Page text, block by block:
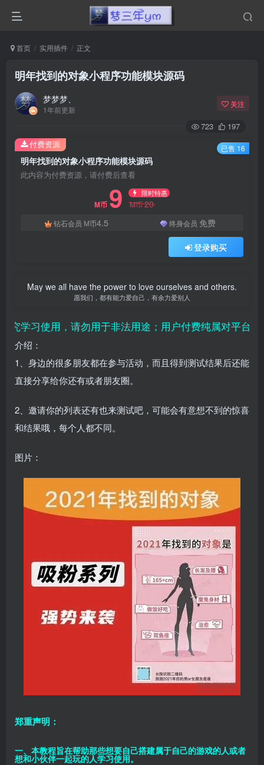
首页 实用插件 正文
明年找到的对象小程序功能模块源码
梦梦梦、
1年前更新
关注
723 197
明年找到的对象小程序功能模块源码
此内容为付费资源，请付费后查看
M币 9 限时特惠
M币20
钻石会员 M币4.5 终身会员 免费
登录购买
付费资源 已售 16
May we all have the power to love ourselves and others.
愿我们，都有能力爱自己，有余力爱别人
学习使用，请勿用于非法用途；用户付费纯属对平台赞
介绍：
1、身边的很多朋友都在参与活动，而且得到测试结果后还能
直接分享给你还有或者朋友圈。
2、邀请你的列表还有也来测试吧，可能会有意想不到的惊喜
和结果哦，每个人都不同。
图片：
郑重声明：
一、本教程旨在帮助那些想要自己搭建属于自己的游戏的人或者
想和小伙伴一起玩的人学习使用。